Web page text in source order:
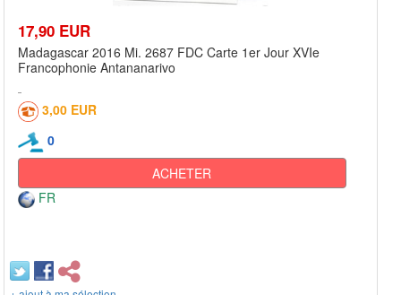
17,90 EUR
Madagascar 2016 Mi. 2687 FDC Carte 1er Jour XVIe
Francophonie Antananarivo
3,00 EUR
0
ACHETER
FR